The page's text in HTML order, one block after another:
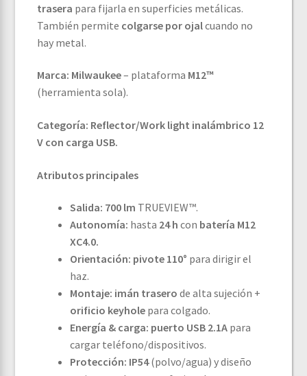
trasera para fijarla en superficies metálicas.
También permite colgarse por ojalcuando no
hay metal.
Marca: Milwaukee– plataforma M12™
(herramienta sola).
Categoría: Reflector/Work light inalámbrico 12
V con carga USB.
Atributos principales
Salida: 700 lm TRUEVIEW™.
Autonomía: hasta 24 h con batería M12
XC4.0.
Orientación: pivote 110° para dirigir el
haz.
Montaje: imán trasero de alta sujeción +
orificio keyhole para colgado.
Energía & carga: puerto USB 2.1A para
cargar teléfono/dispositivos.
Protección: IP54(polvo/agua) y diseño